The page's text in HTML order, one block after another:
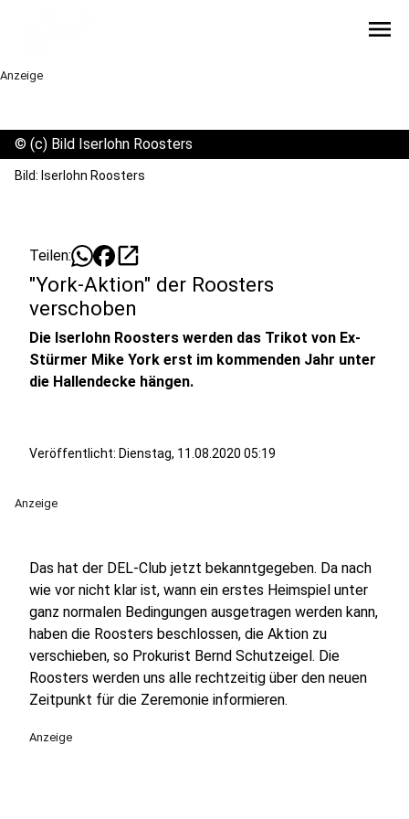
menu
Anzeige
© (c) Bild Iserlohn Roosters
Bild: Iserlohn Roosters
Teilen: open_in_new
"York-Aktion" der Roosters
verschoben
Die Iserlohn Roosters werden das Trikot von Ex-
Stürmer Mike York erst im kommenden Jahr unter
die Hallendecke hängen.
Veröffentlicht: Dienstag, 11.08.2020 05:19
Anzeige
Das hat der DEL-Club jetzt bekanntgegeben. Da nach
wie vor nicht klar ist, wann ein erstes Heimspiel unter
ganz normalen Bedingungen ausgetragen werden kann,
haben die Roosters beschlossen, die Aktion zu
verschieben, so Prokurist Bernd Schutzeigel. Die
Roosters werden uns alle rechtzeitig über den neuen
Zeitpunkt für die Zeremonie informieren.
Anzeige